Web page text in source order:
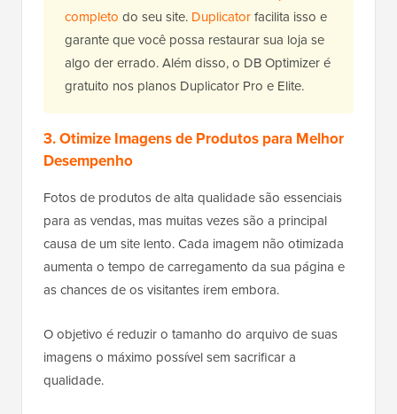
completo do seu site. Duplicatorfacilita isso e
garante que você possa restaurar sua loja se
algo der errado. Além disso, o DB Optimizer é
gratuito nos planos Duplicator Pro e Elite.
3. Otimize Imagens de Produtos para Melhor
Desempenho
Fotos de produtos de alta qualidade são essenciais
para as vendas, mas muitas vezes são a principal
causa de um site lento. Cada imagem não otimizada
aumenta o tempo de carregamento da sua página e
as chances de os visitantes irem embora.
O objetivo é reduzir o tamanho do arquivo de suas
imagens o máximo possível sem sacrificar a
qualidade.